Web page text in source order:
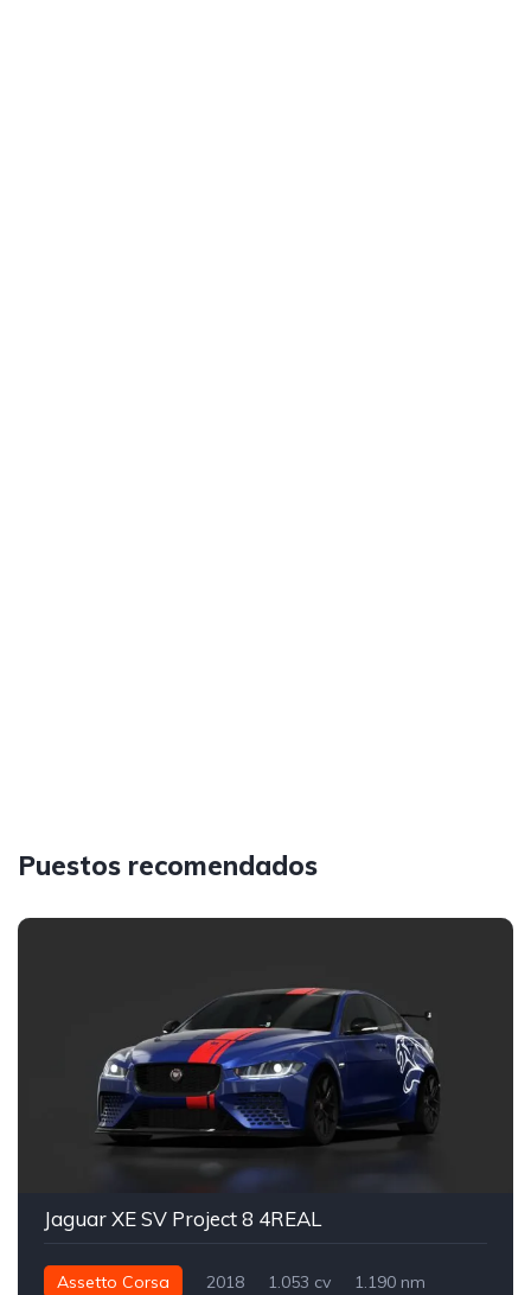
Puestos recomendados
Jaguar XE SV Project 8 4REAL
Assetto Corsa 2018 1.053 cv
1.190 nm